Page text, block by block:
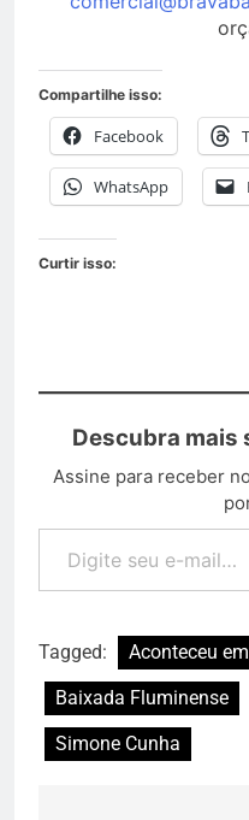
Compartilhe isso:
Facebook
WhatsApp
Curtir isso:
Descubra mais
Assine para receber
Tagged:
Aconteceu
Baixada Fluminense
Simone Cunha